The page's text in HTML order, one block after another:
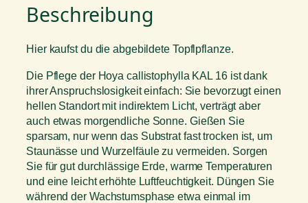
Beschreibung
Hier kaufst du die abgebildete Topflpflanze.
Die Pflege der Hoya callistophylla KAL 16 ist dank
ihrer Anspruchslosigkeit einfach: Sie bevorzugt einen
hellen Standort mit indirektem Licht, verträgt aber
auch etwas morgendliche Sonne. Gießen Sie
sparsam, nur wenn das Substrat fast trocken ist, um
Staunässe und Wurzelfäule zu vermeiden. Sorgen
Sie für gut durchlässige Erde, warme Temperaturen
und eine leicht erhöhte Luftfeuchtigkeit. Düngen Sie
während der Wachstumsphase etwa einmal im